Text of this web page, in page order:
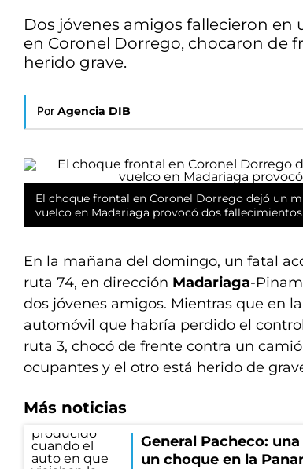
Dos jóvenes amigos fallecieron en
en Coronel Dorrego, chocaron de
herido grave.
Por Agencia DIB
El choque frontal en Coronel Dorrego dejó un
vuelco en Madariaga provocó dos
En la mañana del domingo, un fatal
ruta 74, en dirección Madariaga-
dos jóvenes amigos. Mientras que en
automóvil que habría perdido el
ruta 3, chocó de frente contra un
ocupantes y el otro está herido de
Más noticias
General Pacheco:
un choque en la